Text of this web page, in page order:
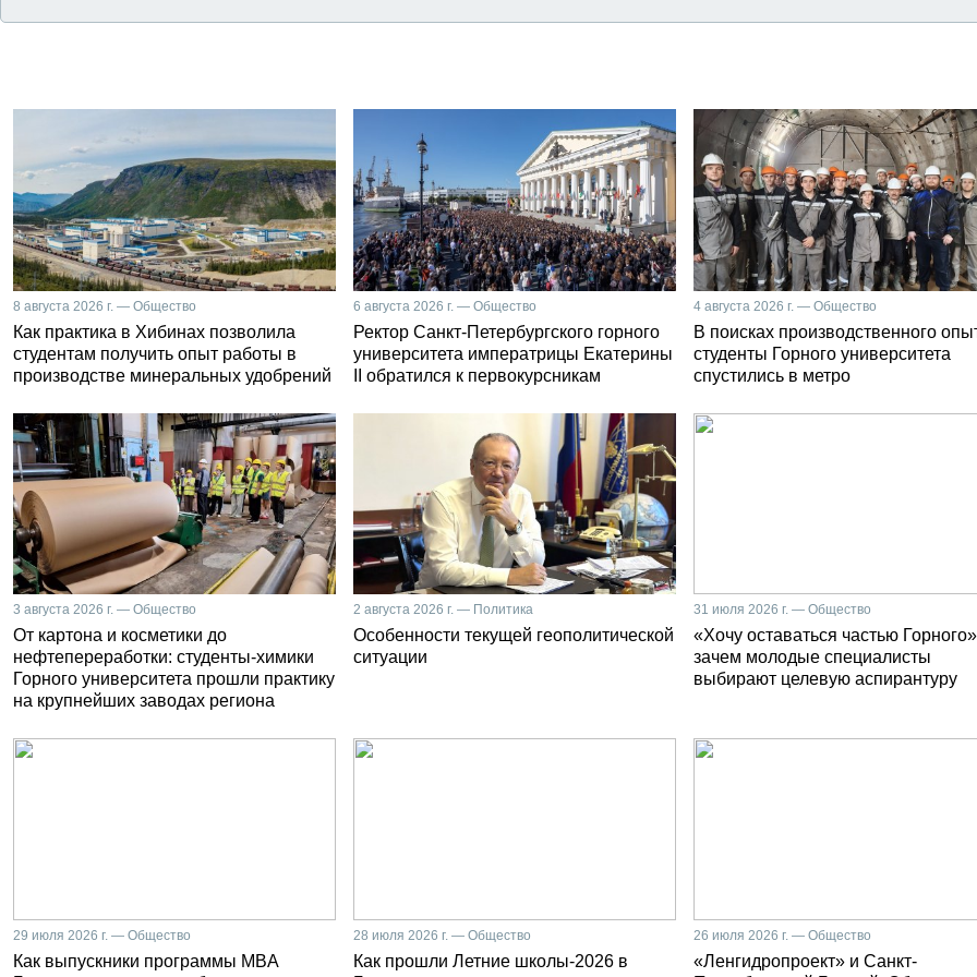
8 августа 2026 г. — Общество
Как практика в Хибинах позволила
студентам получить опыт работы в
производстве минеральных удобрений
6 августа 2026 г. — Общество
Ректор Санкт-Петербургского горного
университета императрицы Екатерины
II обратился к первокурсникам
4 августа 2026 г. — Общество
В поисках производственного
студенты Горного университета
спустились в метро
3 августа 2026 г. — Общество
От картона и косметики до
нефтепереработки: студенты-химики
Горного университета прошли практику
на крупнейших заводах региона
2 августа 2026 г. — Политика
Особенности текущей геополитической
ситуации
31 июля 2026 г. — Общество
«Хочу оставаться частью
зачем молодые специалисты
выбирают целевую аспирантуру
29 июля 2026 г. — Общество
Как выпускники программы MBA
28 июля 2026 г. — Общество
Как прошли Летние школы-2026 в
26 июля 2026 г. — Общество
«Ленгидропроект» и Санкт-